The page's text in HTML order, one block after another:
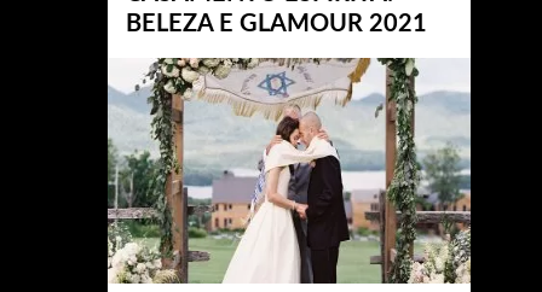
BELEZA E GLAMOUR 2021